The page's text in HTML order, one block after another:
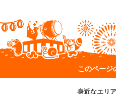
このページ
身近なエリ